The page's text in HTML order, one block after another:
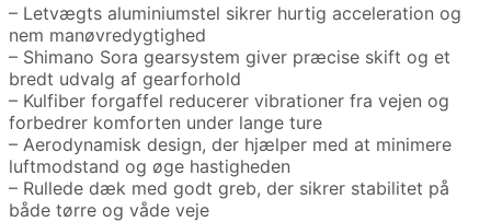
– Letvægts aluminiumstel sikrer hurtig acceleration og
nem manøvredygtighed
– Shimano Sora gearsystem giver præcise skift og et
bredt udvalg af gearforhold
– Kulfiber forgaffel reducerer vibrationer fra vejen og
forbedrer komforten under lange ture
– Aerodynamisk design, der hjælper med at minimere
luftmodstand og øge hastigheden
– Rullede dæk med godt greb, der sikrer stabilitet på
både tørre og våde veje